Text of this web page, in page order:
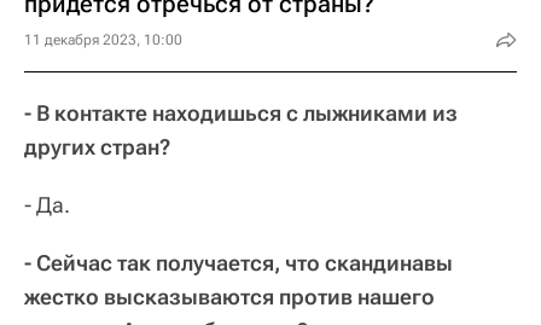
11 декабря 2023, 10:00
- В контакте находишься с лыжниками из
других стран?
- Да.
- Сейчас так получается, что скандинавы
жестко высказываются против нашего